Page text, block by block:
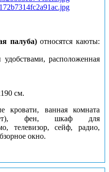
палуба)относятся каюты:
расположенная
см.
кровати, ванная комната
фен, шкаф для
телевизор, сейф, радио,
окно.